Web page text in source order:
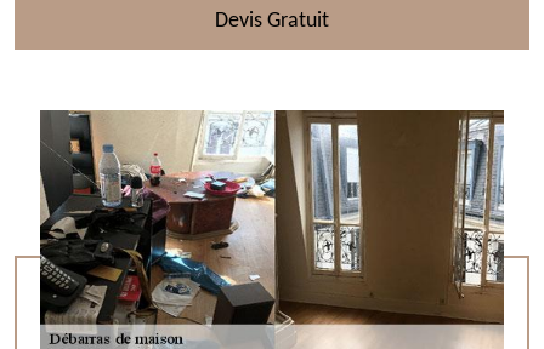
Devis Gratuit